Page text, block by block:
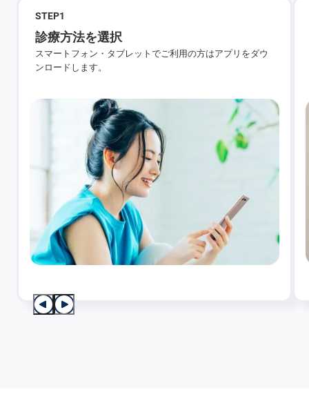
STEP1
診療方法を選択
スマートフォン・タブレットでご利用の方はアプリをダウ
ンロードします。